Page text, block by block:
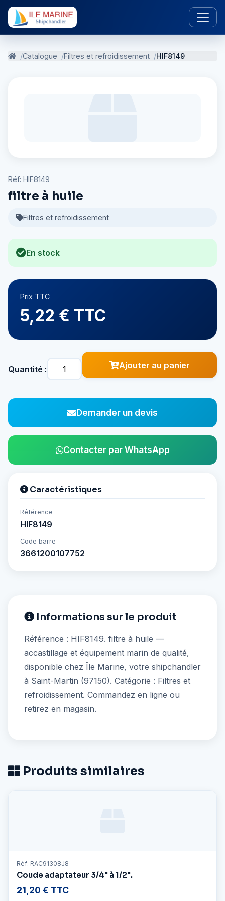
Catalogue Filtres et refroidissement HIF8149
Réf: HIF8149
filtre à huile
Filtres et refroidissement
En stock
Prix TTC
5,22 € TTC
Quantité : Ajouter au panier
Demander un devis
Contacter par WhatsApp
Caractéristiques
Référence
HIF8149
Code barre
3661200107752
Informations sur le produit
Référence : HIF8149. filtre à huile —
accastillage et équipement marin de qualité,
disponible chez Île Marine, votre shipchandler
à Saint-Martin (97150). Catégorie : Filtres et
refroidissement. Commandez en ligne ou
retirez en magasin.
Produits similaires
Réf: RAC91308J8
Coude adaptateur 3/4" à 1/2".
21,20 € TTC